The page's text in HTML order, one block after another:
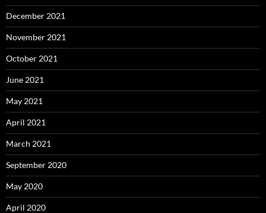
December 2021
November 2021
October 2021
June 2021
May 2021
April 2021
March 2021
September 2020
May 2020
April 2020